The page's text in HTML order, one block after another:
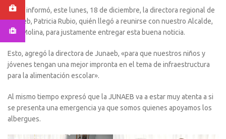
Así lo informó, este lunes, 18 de diciembre, la directora regional de
Junaeb, Patricia Rubio, quién llegó a reunirse con nuestro Alcalde,
Luis Molina, para justamente entregar esta buena noticia.
Esto, agregó la directora de Junaeb, «para que nuestros niños y
jóvenes tengan una mejor impronta en el tema de infraestructura
para la alimentación escolar».
Al mismo tiempo expresó que la JUNAEB va a estar muy atenta a si
se presenta una emergencia ya que somos quienes apoyamos los
albergues.